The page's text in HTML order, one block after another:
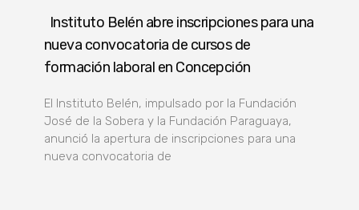
Instituto Belén abre inscripciones para una
nueva convocatoria de cursos de
formación laboral en Concepción
El Instituto Belén, impulsado por la Fundación
José de la Sobera y la Fundación Paraguaya,
anunció la apertura de inscripciones para una
nueva convocatoria de